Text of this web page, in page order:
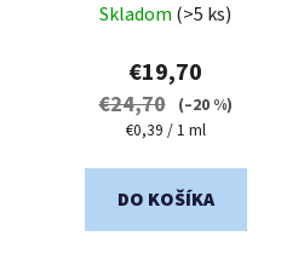
hodnotenie
produktu
je
4,8
5
Skladom (>5 ks)
€19,70
€24,70
(–20 %)
Jednotková
€0,39 / 1 ml
DO KOŠÍKA